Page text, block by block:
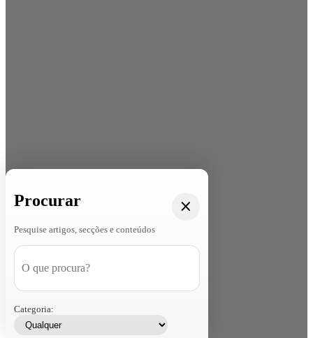
Procurar
Pesquise artigos, secções e conteúdos
Categoria: